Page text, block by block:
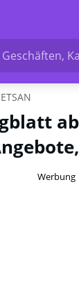
ETSAN
Werbung